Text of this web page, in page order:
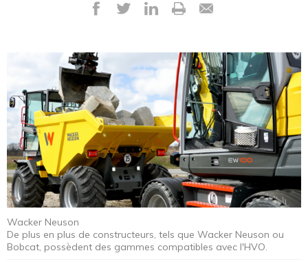
Wacker Neuson
De plus en plus de constructeurs, tels que Wacker Neuson ou
Bobcat, possèdent des gammes compatibles avec l'HVO.